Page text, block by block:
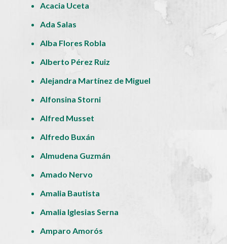
Acacia Uceta
Ada Salas
Alba Flores Robla
Alberto Pérez Ruiz
Alejandra Martínez de Miguel
Alfonsina Storni
Alfred Musset
Alfredo Buxán
Almudena Guzmán
Amado Nervo
Amalia Bautista
Amalia Iglesias Serna
Amparo Amorós